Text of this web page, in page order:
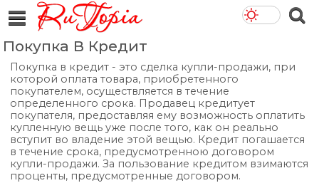
Покупка В Кредит
Покупка в кредит - это сделка купли-продажи, при
которой оплата товара, приобретенного
покупателем, осуществляется в течение
определенного срока. Продавец кредитует
покупателя, предоставляя ему возможность оплатить
купленную вещь уже после того, как он реально
вступит во владение этой вещью. Кредит погашается
в течение срока, предусмотренною договором
купли-продажи. За пользование кредитом взимаются
проценты, предусмотренные договором.